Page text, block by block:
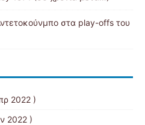
στα play-offs του
2022 )
2022 )